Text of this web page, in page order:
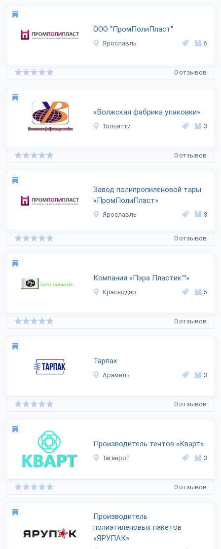
ООО "ПромПолиПласт"
Ярославль 5
0 отзывов
«Волжская фабрика упаковки»
Тольятти 3
0 отзывов
Завод полипропиленовой тары
«ПромПолиПласт»
Ярославль 3
0 отзывов
Компания «Пэра Пластик™»
Краснодар 5
0 отзывов
Тарпак
Арамиль 3
0 отзывов
Производитель тентов «Кварт»
Таганрог 3
0 отзывов
Производитель
полиэтиленовых пакетов
«ЯРУПАК»